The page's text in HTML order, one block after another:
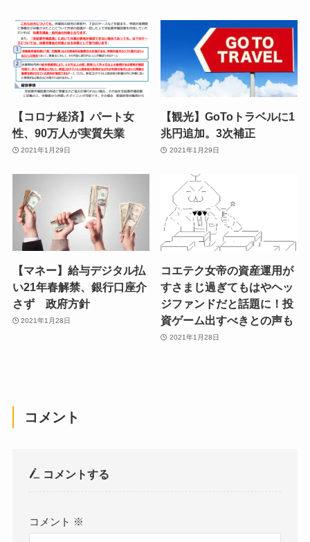
【コロナ経済】パート女
性、90万人が実質失業
2021年1月29日
【観光】GoToトラベルに1
兆円追加。3次補正
2021年1月29日
【マネー】給与デジタル払
い21年春解禁、銀行口座介
さず 政府方針
2021年1月28日
コエテク女帝の資産運用が
すさまじ過ぎてもはやヘッ
ジファンドだと話題に！投
資ゲーム出すべきとの声も
2021年1月28日
コメント
コメントする
コメント ※